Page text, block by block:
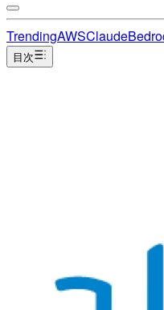
TrendingAWSClaude
目次